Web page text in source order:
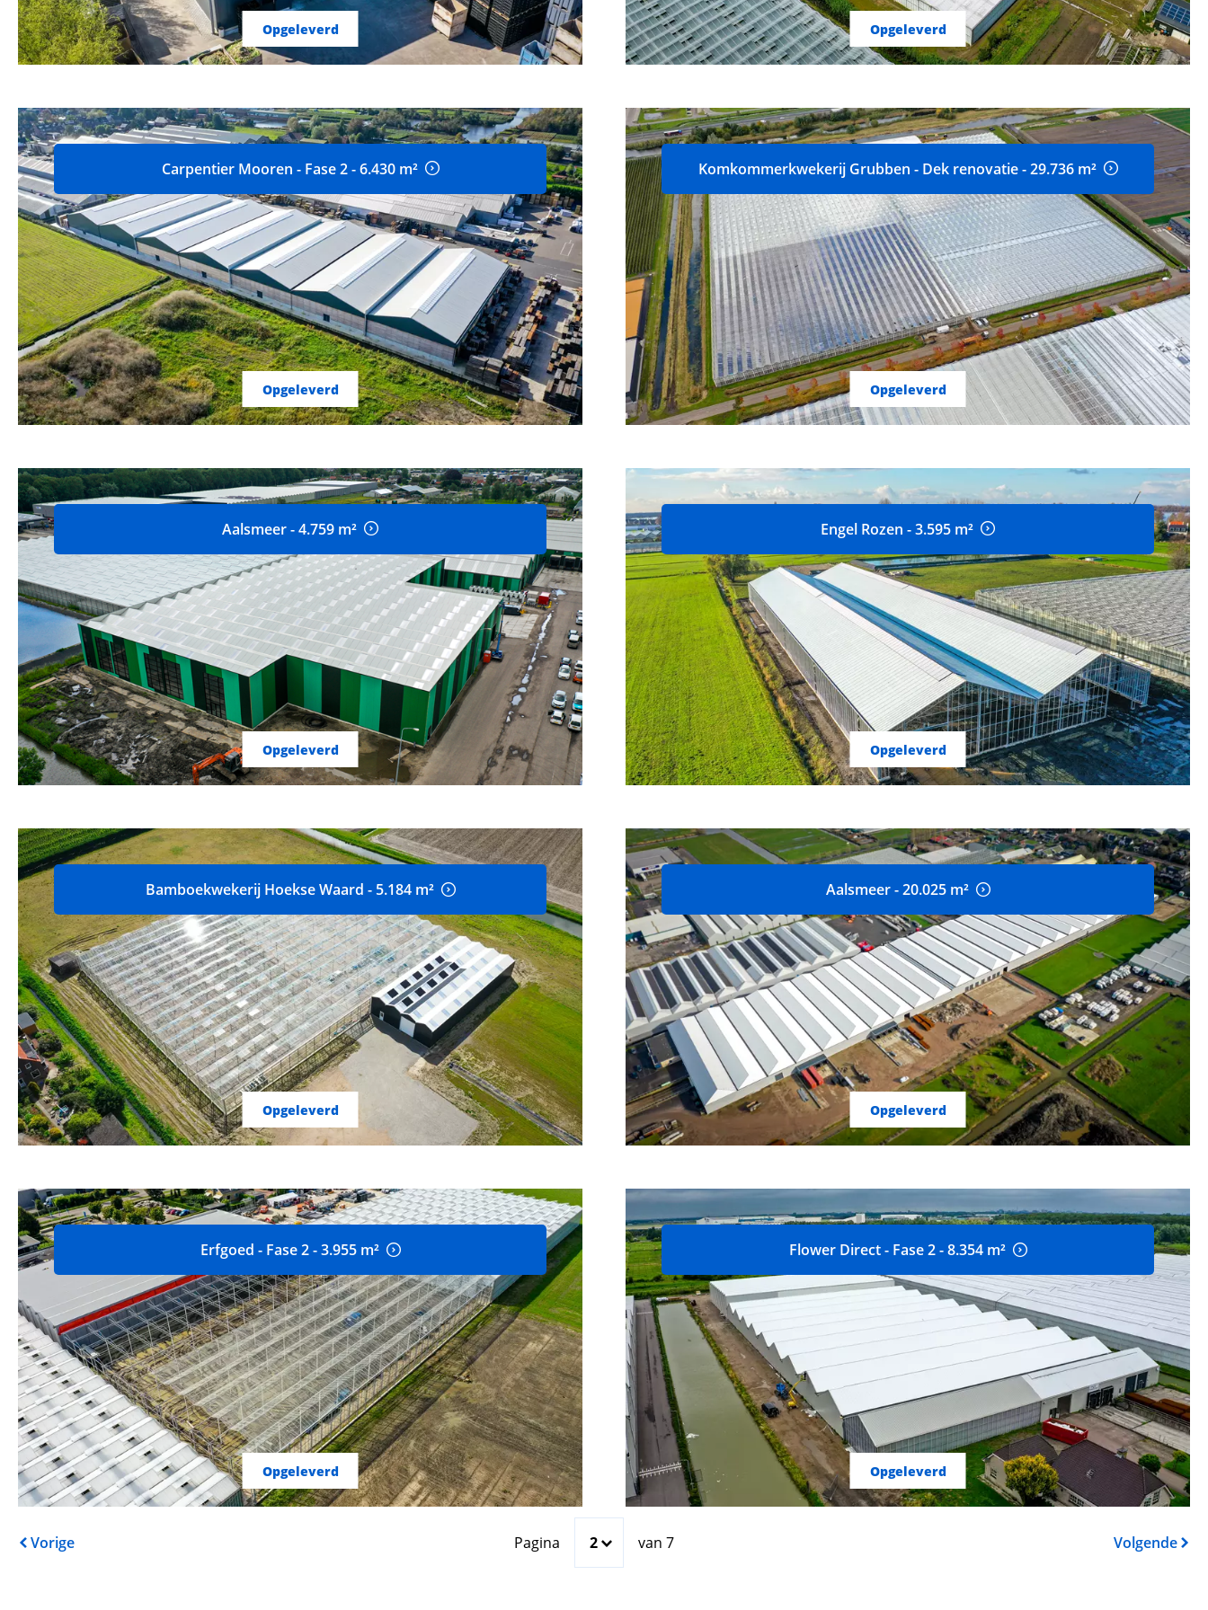
Opgeleverd Opgeleverd
Carpentier Mooren - Fase 2 - 6.430 m²
Opgeleverd
Komkommerkwekerij Grubben - Dek renovatie - 29.736 m²
Opgeleverd
Aalsmeer - 4.759 m²
Opgeleverd
Engel Rozen - 3.595 m²
Opgeleverd
Bamboekwekerij Hoekse Waard - 5.184 m²
Opgeleverd
Aalsmeer - 20.025 m²
Opgeleverd
Erfgoed - Fase 2 - 3.955 m²
Opgeleverd
Flower Direct - Fase 2 - 8.354 m²
Opgeleverd
Vorige Pagina 2 van 7 Volgende